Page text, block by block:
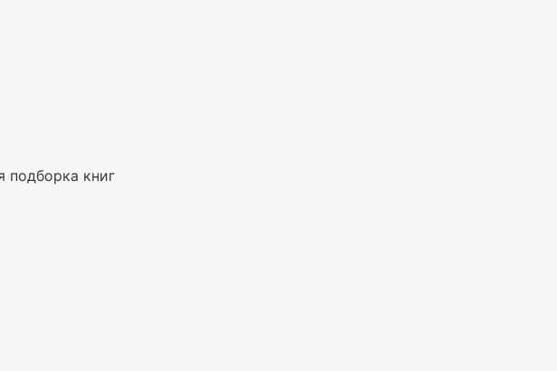
подборка книг